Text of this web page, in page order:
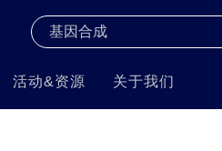
活动&资源 关于我们